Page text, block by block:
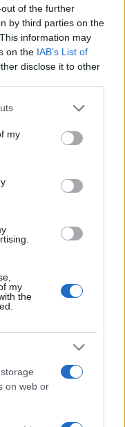
of the further
by third parties on the
information may
on the IAB’s List of
disclose it to other
one or more Google
You may click to
third-party tags to
in below Google
my
my
the
on web or